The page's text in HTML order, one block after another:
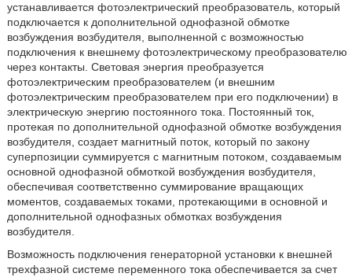
устанавливается фотоэлектрический преобразователь, который
подключается к дополнительной однофазной обмотке
возбуждения возбудителя, выполненной с возможностью
подключения к внешнему фотоэлектрическому преобразователю
через контакты. Световая энергия преобразуется
фотоэлектрическим преобразователем (и внешним
фотоэлектрическим преобразователем при его подключении) в
электрическую энергию постоянного тока. Постоянный ток,
протекая по дополнительной однофазной обмотке возбуждения
возбудителя, создает магнитный поток, который по закону
суперпозиции суммируется с магнитным потоком, создаваемым
основной однофазной обмоткой возбуждения возбудителя,
обеспечивая соответственно суммирование вращающих
моментов, создаваемых токами, протекающими в основной и
дополнительной однофазных обмотках возбуждения
возбудителя.
Возможность подключения генераторной установки к внешней
трехфазной системе переменного тока обеспечивается за счет